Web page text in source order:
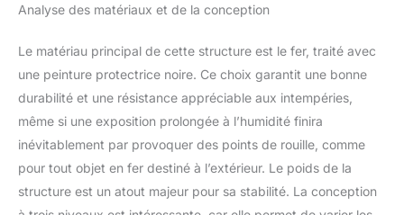
Analyse des matériaux et de la conception
Le matériau principal de cette structure est le fer, traité avec
une peinture protectrice noire. Ce choix garantit une bonne
durabilité et une résistance appréciable aux intempéries,
même si une exposition prolongée à l’humidité finira
inévitablement par provoquer des points de rouille, comme
pour tout objet en fer destiné à l’extérieur. Le poids de la
structure est un atout majeur pour sa stabilité. La conception